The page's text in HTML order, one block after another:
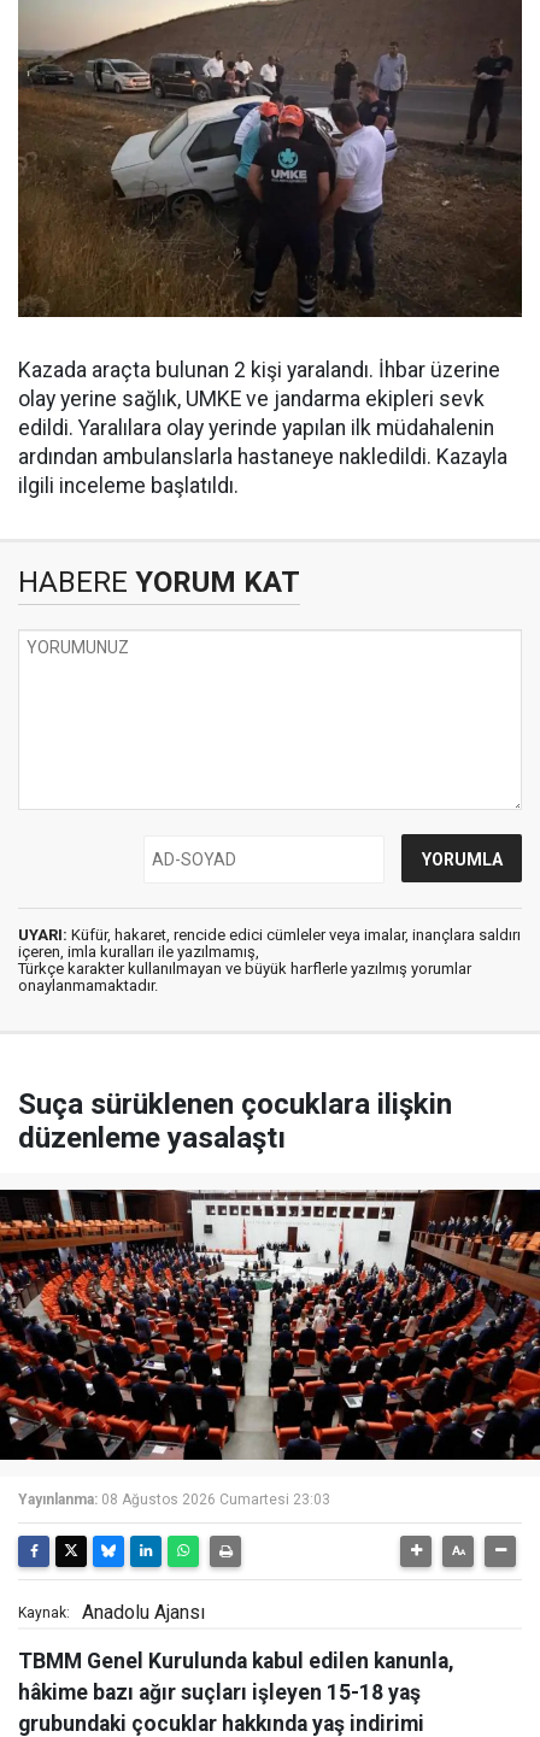
Kazada araçta bulunan 2 kişi yaralandı. İhbar üzerine
olay yerine sağlık, UMKE ve jandarma ekipleri sevk
edildi. Yaralılara olay yerinde yapılan ilk müdahalenin
ardından ambulanslarla hastaneye nakledildi. Kazayla
ilgili inceleme başlatıldı.
HABERE YORUM KAT
UYARI: Küfür, hakaret, rencide edici cümleler veya imalar, inançlara saldırı
içeren, imla kuralları ile yazılmamış,
Türkçe karakter kullanılmayan ve büyük harflerle yazılmış yorumlar
onaylanmamaktadır.
Suça sürüklenen çocuklara ilişkin
düzenleme yasalaştı
Yayınlanma: 08 Ağustos 2026 Cumartesi 23:03
Kaynak: Anadolu Ajansı
TBMM Genel Kurulunda kabul edilen kanunla,
hâkime bazı ağır suçları işleyen 15-18 yaş
grubundaki çocuklar hakkında yaş indirimi